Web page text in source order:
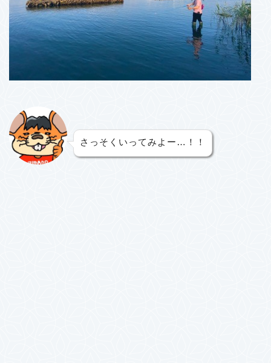
さっそくいってみよー…！！